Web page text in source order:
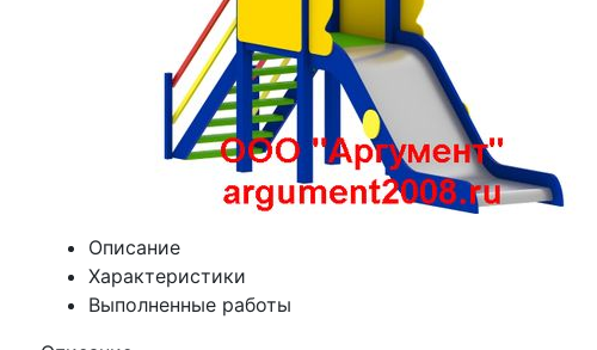
Описание
Характеристики
Выполненные работы